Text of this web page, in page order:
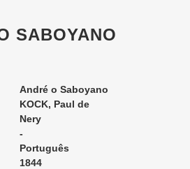
SABOYANO
André o Saboyano
KOCK, Paul de
Nery
-
Português
1844